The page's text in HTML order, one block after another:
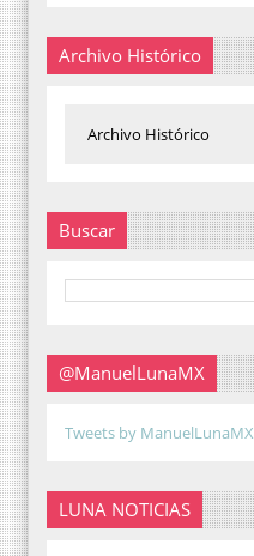
Archivo Histórico
Buscar
@ManuelLunaMX
Tweets by ManuelLunaMX
LUNA NOTICIAS